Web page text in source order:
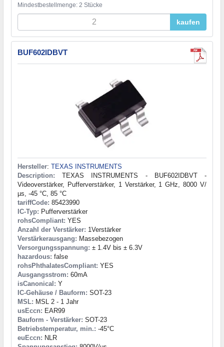
Mindestbestellmenge: 2 Stücke
kaufen
BUF602IDBVT
Hersteller: TEXAS INSTRUMENTS
Description: TEXAS INSTRUMENTS - BUF602IDBVT -
Videoverstärker, Pufferverstärker, 1 Verstärker, 1 GHz, 8000 V/
µs, -45 °C, 85 °C
tariffCode: 85423990
IC-Typ: Pufferverstärker
rohsCompliant: YES
Anzahl der Verstärker: 1Verstärker
Verstärkerausgang: Massebezogen
Versorgungsspannung: ± 1.4V bis ± 6.3V
hazardous: false
rohsPhthalatesCompliant: YES
Ausgangsstrom: 60mA
isCanonical: Y
IC-Gehäuse / Bauform: SOT-23
MSL: MSL 2 - 1 Jahr
usEccn: EAR99
Bauform - Verstärker: SOT-23
Betriebstemperatur, min.: -45°C
euEccn: NLR